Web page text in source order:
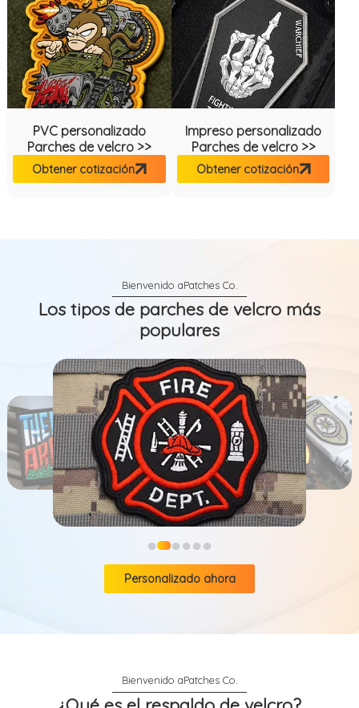
PVC personalizado
Parches de velcro >>
Obtener cotización
Impreso personalizado
Parches de velcro >>
Obtener cotización
Los tipos de parches de velcro más
populares
●●●●●●
Personalizado ahora